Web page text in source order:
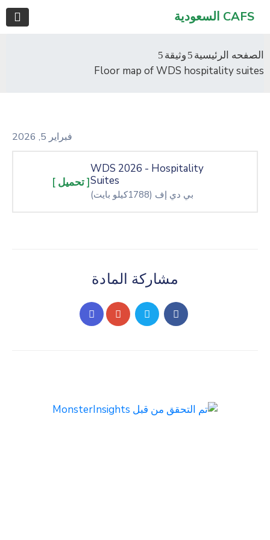
CAFS السعودية
الصفحه الرئيسية
وثيقة
Floor map of WDS hospitality suites
فبراير 5, 2026
WDS 2026 - Hospitality
Suites
بي دي إف (1788كيلو بايت)
[ تحميل ]
مشاركة المادة